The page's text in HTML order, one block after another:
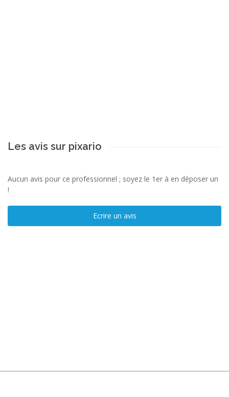
Les avis sur pixario
Aucun avis pour ce professionnel ; soyez le 1er à en déposer un
!
Ecrire un avis